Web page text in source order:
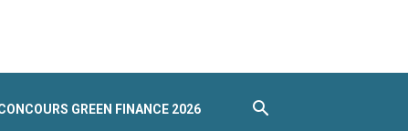
GREEN FINANCE 2026